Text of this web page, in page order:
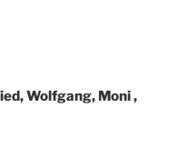
Wolfgang, Moni ,